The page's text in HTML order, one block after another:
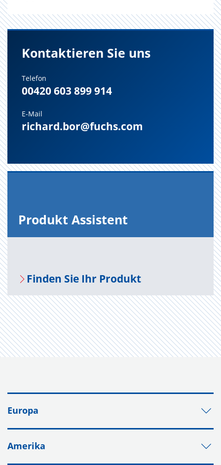
Kontaktieren Sie uns
Telefon
00420 603 899 914
E-Mail
richard.bor@fuchs.com
Pro­dukt As­sis­tent
Fin­den Sie Ihr Pro­dukt
Europa
Amerika